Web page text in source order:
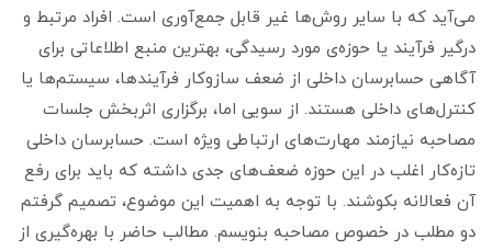
می‌آید که با سایر روش‌ها غیر قابل جمع‌آوری است. افراد مرتبط و
درگیر فرآیند یا حوزه‌ی مورد رسیدگی، بهترین منبع اطلاعاتی برای
آگاهی حسابرسان داخلی از ضعف سازوکار فرآیندها، سیستم‌ها یا
کنترل‌های داخلی هستند. از سویی اما، برگزاری اثربخش جلسات
مصاحبه نیازمند مهارت‌های ارتباطی ویژه است. حسابرسان داخلی
تازه‌کار اغلب در این حوزه ضعف‌های جدی داشته که باید برای رفع
آن فعالانه بکوشند. با توجه به اهمیت این موضوع، تصمیم گرفتم
دو مطلب در خصوص مصاحبه بنویسم. مطالب حاضر با بهره‌گیری از